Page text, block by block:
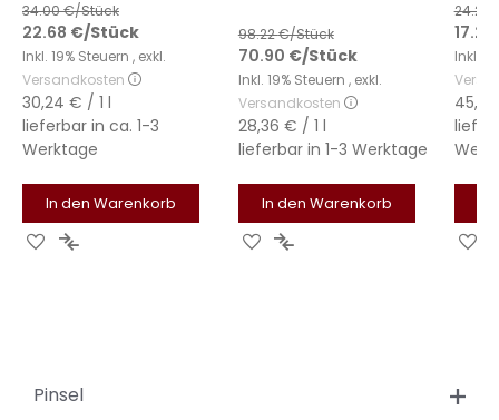
34.00€/Stück
22.68 €/Stück
Inkl. 19% Steuern , exkl.
Versandkosten
30,24 € / 1 l
lieferbar in ca. 1-3
Werktage
In den Warenkorb
Zur Zur
98.22€/Stück
70.90 €/Stück
Inkl. 19% Steuern , exkl.
Versandkosten
28,36 € / 1 l
lieferbar in 1-3 Werktage
In den Warenkorb
Zur Zur
24.28
17.22
Inkl.
Pinsel